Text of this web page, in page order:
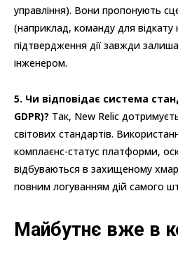
управління). Вони пропонують
(наприклад, команду для
підтвердження дії завжди
інженером.
5. Чи відповідає система
GDPR)? Так, New Relic
світових стандартів.
комплаєнс-статус платформи,
відбуваються в захищеному
повним логуванням дій самого
Майбутнє вже в